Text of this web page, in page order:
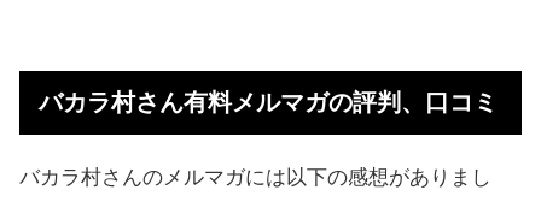
バカラ村さん有料メルマガの評判、口コミ
バカラ村さんのメルマガには以下の感想がありまし